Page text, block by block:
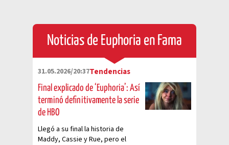
Noticias de Euphoria en Fama
31.05.2026/20:37Tendencias
Final explicado de ‘Euphoria’: Así
terminó definitivamente la serie
de HBO
Llegó a su final la historia de
Maddy, Cassie y Rue, pero el